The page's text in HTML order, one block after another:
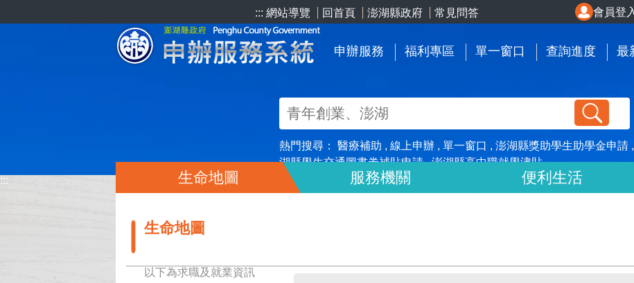
::: 網站導覽 回首頁 澎湖縣政府 常見問答 會員登
申辦服務 福利專區 單一窗口 查詢進度 最
熱門搜尋：醫療補助 線上申辦 單一窗口 澎湖縣獎助學生助學金申請
湖縣學生交通圖書劵補貼申請
澎湖縣高中職就學津貼
:::
生命地圖 服務機關 便利生活
生命地圖
以下為求職及就業資訊